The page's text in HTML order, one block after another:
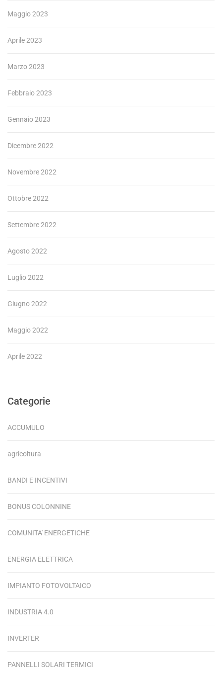
Maggio 2023
Aprile 2023
Marzo 2023
Febbraio 2023
Gennaio 2023
Dicembre 2022
Novembre 2022
Ottobre 2022
Settembre 2022
Agosto 2022
Luglio 2022
Giugno 2022
Maggio 2022
Aprile 2022
Categorie
ACCUMULO
agricoltura
BANDI E INCENTIVI
BONUS COLONNINE
COMUNITA' ENERGETICHE
ENERGIA ELETTRICA
IMPIANTO FOTOVOLTAICO
INDUSTRIA 4.0
INVERTER
PANNELLI SOLARI TERMICI